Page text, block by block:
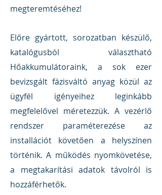
megteremtéséhez!
Előre gyártott, sorozatban készülő,
katalógusból választható
Hőakkumulátoraink, a sok ezer
bevizsgált fázisváltó anyag közül az
ügyfél igényeihez leginkább
megfelelővel méretezzük. A vezérlő
rendszer paraméterezése az
installációt követően a helyszínen
történik. A működés nyomkövetése,
a megtakarítási adatok távolról is
hozzáférhetők.